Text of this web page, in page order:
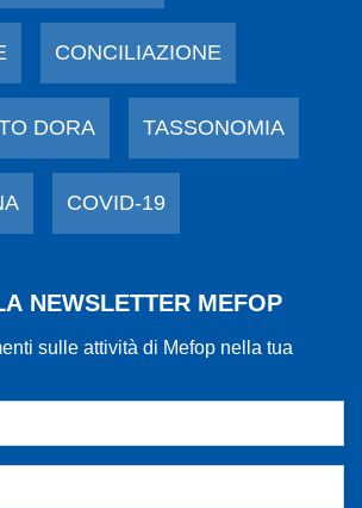
CONCILIAZIONE
DORA TASSONOMIA
COVID-19
NEWSLETTER MEFOP
sulle attività di Mefop nella tua